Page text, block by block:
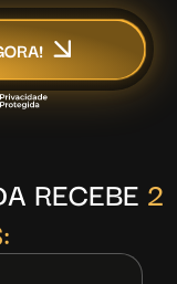
RECEBE 2